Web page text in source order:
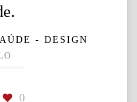
- DESIGN
0